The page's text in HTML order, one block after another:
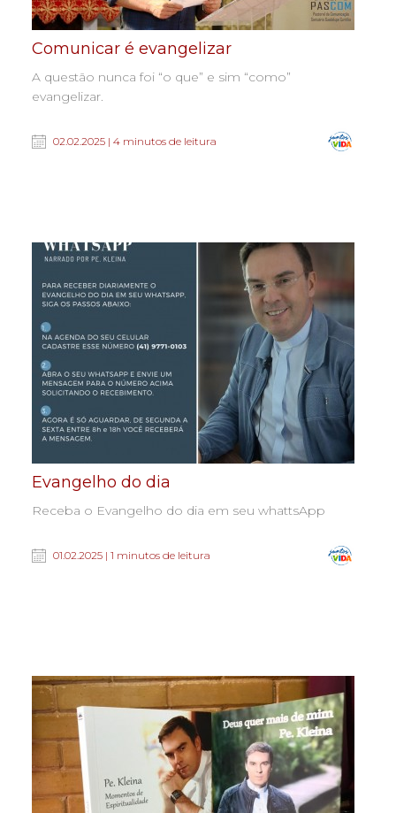
Comunicar é evangelizar
A questão nunca foi “o que” e sim “como”
evangelizar.
02.02.2025 | 4 minutos de leitura
Evangelho do dia
Receba o Evangelho do dia em seu whattsApp
01.02.2025 | 1 minutos de leitura